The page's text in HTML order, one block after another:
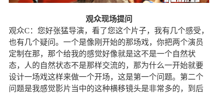
观众现场提问
观众C ：您好张猛导演，看了您这个片子，我有几个感受，
也有几个疑问。一个是像刚开始的那场戏，你把两个演员
定制在那，那个给我的感觉好像就是这不是一个自然状
态，人的自然状态不是那样交流的，那为什么一开始就要
设计一场戏这样来做一个开场，这是第一个问题。第二个
问题是我感觉影片当中的这种横移镜头是非常多的，到后